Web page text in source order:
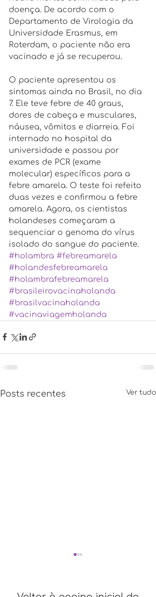
doença. De acordo com o
Departamento de Virologia da
Universidade Erasmus, em
Roterdam, o paciente não era
vacinado e já se recuperou.
O paciente apresentou os
sintomas ainda no Brasil, no dia
7. Ele teve febre de 40 graus,
dores de cabeça e musculares,
náusea, vômitos e diarreia. Foi
internado no hospital da
universidade e passou por
exames de PCR (exame
molecular) específicos para a
febre amarela. O teste foi refeito
duas vezes e confirmou a febre
amarela. Agora, os cientistas
holandeses começaram a
sequenciar o genoma do vírus
isolado do sangue do paciente.
#holambra #febreamarela
#holandesfebreamarela
#holambrafebreamarela
#brasileirovacinaholanda
#brasilvacinaholanda
#vacinaviagemholanda
Posts recentes Ver tudo